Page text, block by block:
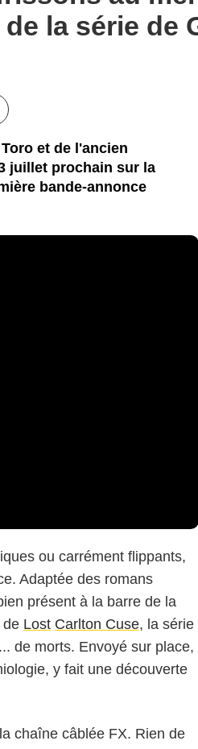
la série de
cet article
et de l'ancien
juillet prochain sur la
bande-annonce
ou carrément flippants,
Adaptée des romans
présent à la barre de la
de Lost Carlton Cuse, la série
de morts. Envoyé sur place,
y fait une découverte
chaîne câblée FX. Rien de